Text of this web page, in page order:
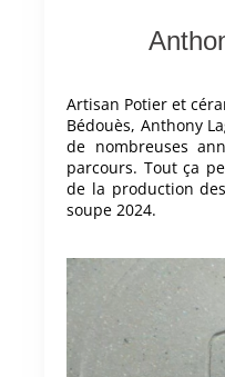
Artisan Potier et
Bédouès, Anthony
de nombreuses
parcours. Tout ça
de la production
soupe 2024.